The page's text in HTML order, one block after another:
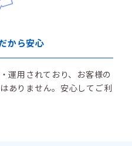
から安心
運用されており、お客様の
ありません。安心してご利